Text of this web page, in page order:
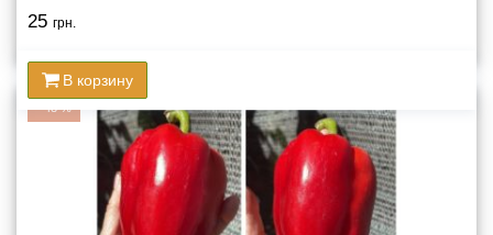
25 грн.
В корзину
-48%